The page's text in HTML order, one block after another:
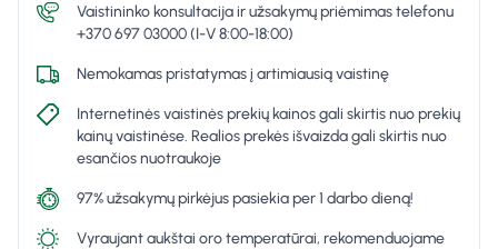
Vaistininko konsultacija ir užsakymų priėmimas telefonu
+370 697 03000 (I-V 8:00-18:00)
Nemokamas pristatymas į artimiausią vaistinę
Internetinės vaistinės prekių kainos gali skirtis nuo prekių
kainų vaistinėse. Realios prekės išvaizda gali skirtis nuo
esančios nuotraukoje
97% užsakymų pirkėjus pasiekia per 1 darbo dieną!
Vyraujant aukštai oro temperatūrai, rekomenduojame